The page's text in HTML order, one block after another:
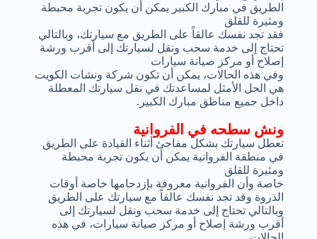
ونش سطحه في الفروانية
تعطل سيارتك بشكل مفاجئ أثناء القيادة على الطريق
في منطقة الفروانية يمكن أن يكون تجربة محبطة
ومثيرة للقلق
خاصة وأن الفروانية معروفة بإزدحامها خاصة أوقات
الذروة وقد تجد نفسك عالقاً مع سيارتك على الطريق
وبالتالي تحتاج إلى خدمة سحب ونقل لسيارتك إلى
أقرب ورشة إصلاح أو مركز صيانة سيارات، في هذه
الطريق في مبارك الكبير يمكن أن يكون تجربة محبطة
ومثيرة للقلق
فقد تجد نفسك عالقاً على الطريق مع سيارتك، وبالتالي
تحتاج إلى خدمة سحب ونقل لسيارتك إلى أقرب ورشة
إصلاح أو مركز صيانة سيارات
وفي هذه الحالات، يمكن أن تكون شركة ونشات الكويت
هي الحل الأمثل لمساعدتك في نقل سيارتك المعطلة
داخل جميع مناطق مبارك الكبير.